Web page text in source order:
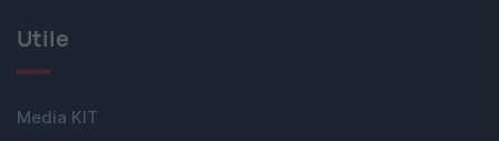
Utile
Media KIT